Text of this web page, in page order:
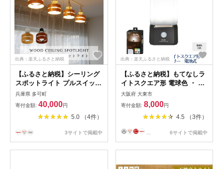
出典：楽天ふるさと納税
【ふるさと納税】シーリング
スポットライト プルスイッチ
天井照明 KMC-4911 LED 選
べる電球 電球色 昼白色 選べ
るカラー ブラウン×ブラック
ナチュラル×ホワイト
兵庫県 多可町
寄付金額: 40,000円
5.0 （4件）
3サイトで掲載中
出典：楽天ふるさと納税
【ふるさと納税】もてなしラ
イトスクエア形 電球色 ・ 白
色 人感センサー 電池式 HLH-
2204 | ELPA エルパ もてなし
ライト スクエア形 電球色
白色 電池式 人感センサーラ
イト
大阪府 大東市
寄付金額: 8,000円
4.5 （3件）
6サイトで掲載中